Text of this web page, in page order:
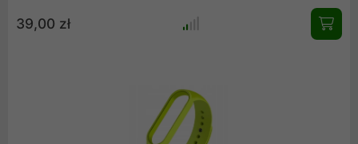
Elegancka, łatwa w montażu i idealnie dopasowana do Mi band
39,00 zł